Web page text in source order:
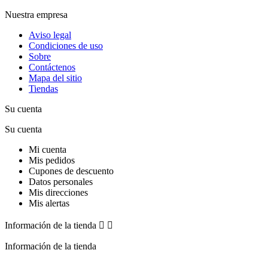
Nuestra empresa
Aviso legal
Condiciones de uso
Sobre
Contáctenos
Mapa del sitio
Tiendas
Su cuenta
Su cuenta
Mi cuenta
Mis pedidos
Cupones de descuento
Datos personales
Mis direcciones
Mis alertas
Información de la tienda  
Información de la tienda